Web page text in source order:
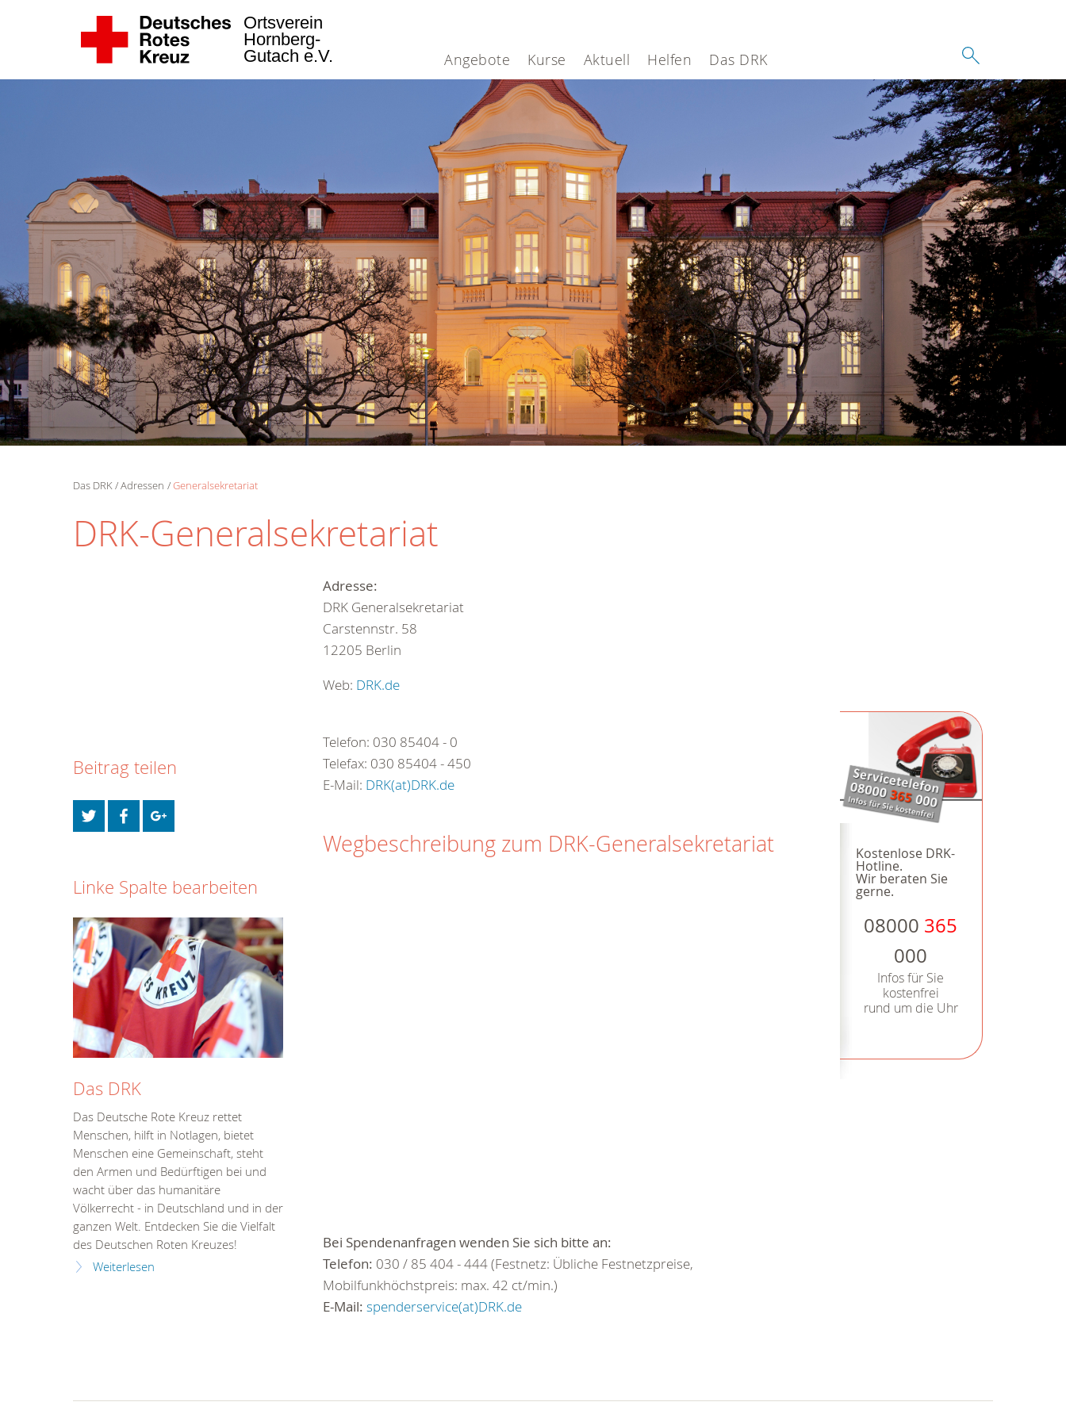
Angebote Kurse Aktuell Helfen Das DRK
Ortsverein
Hornberg-
Gutach e.V.
Das DRK Adressen Generalsekretariat
DRK-Generalsekretariat
Adresse:
DRK Generalsekretariat
Carstennstr. 58
12205 Berlin
Web: DRK.de
Kostenlose DRK-
Hotline.
Wir beraten Sie
gerne.
08000 365
000
Infos für Sie
kostenfrei
rund um die Uhr
Telefon: 030 85404 - 0
Telefax: 030 85404 - 450
E-Mail: DRK(at)DRK.de
Wegbeschreibung zum DRK-Generalsekretariat
Bei Spendenanfragen wenden Sie sich bitte an:
Telefon: 030 / 85 404 - 444 (Festnetz: Übliche Festnetzpreise,
Mobilfunkhöchstpreis: max. 42 ct/min.)
E-Mail: spenderservice(at)DRK.de
Beitrag teilen
Linke Spalte bearbeiten
Das DRK
Das Deutsche Rote Kreuz rettet
Menschen, hilft in Notlagen, bietet
Menschen eine Gemeinschaft, steht
den Armen und Bedürftigen bei und
wacht über das humanitäre
Völkerrecht - in Deutschland und in der
ganzen Welt. Entdecken Sie die Vielfalt
des Deutschen Roten Kreuzes!
Weiterlesen